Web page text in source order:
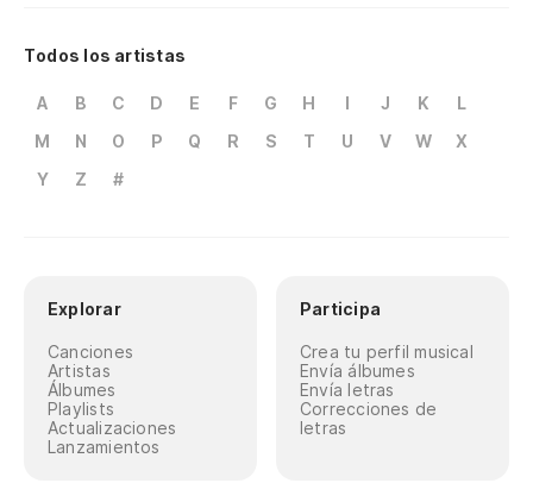
Todos los artistas
A B C D E F G H I J K
L
M
N O P Q R S T U V W
X
Y
Z #
Explorar
Canciones
Artistas
Álbumes
Playlists
Actualizaciones
Lanzamientos
Participa
Crea tu perfil musical
Envía álbumes
Envía letras
Correcciones de
letras